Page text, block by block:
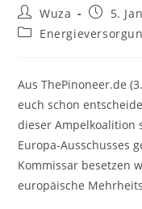
Beitrags-
Autor:
Wuza
Beitrag
5.
Beitrags-
Aus ThePinoneer.de
euch schon
dieser Ampelkoalition
Europa-Ausschusses
Kommissar besetzen
europäische